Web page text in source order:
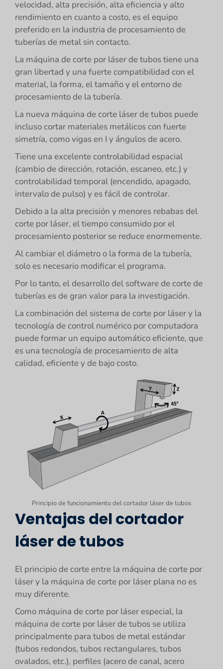
velocidad, alta precisión, alta eficiencia y alto
rendimiento en cuanto a costo, es el equipo
preferido en la industria de procesamiento de
tuberías de metal sin contacto.
La máquina de corte por láser de tubos tiene una
gran libertad y una fuerte compatibilidad con el
material, la forma, el tamaño y el entorno de
procesamiento de la tubería.
La nueva máquina de corte láser de tubos puede
incluso cortar materiales metálicos con fuerte
simetría, como vigas en I y ángulos de acero.
Tiene una excelente controlabilidad espacial
(cambio de dirección, rotación, escaneo, etc.) y
controlabilidad temporal (encendido, apagado,
intervalo de pulso) y es fácil de controlar.
Debido a la alta precisión y menores rebabas del
corte por láser, el tiempo consumido por el
procesamiento posterior se reduce enormemente.
Al cambiar el diámetro o la forma de la tubería,
solo es necesario modificar el programa.
Por lo tanto, el desarrollo del software de corte de
tuberías es de gran valor para la investigación.
La combinación del sistema de corte por láser y la
tecnología de control numérico por computadora
puede formar un equipo automático eficiente, que
es una tecnología de procesamiento de alta
calidad, eficiente y de bajo costo.
Principio de funcionamiento del cortador láser de tubos
Ventajas del cortador
láser de tubos
El principio de corte entre la máquina de corte por
láser y la máquina de corte por láser plana no es
muy diferente.
Como máquina de corte por láser especial, la
máquina de corte por láser de tubos se utiliza
principalmente para tubos de metal estándar
(tubos redondos, tubos rectangulares, tubos
ovalados, etc.), perfiles (acero de canal, acero